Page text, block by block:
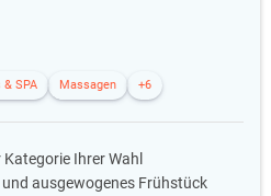
SPA Massagen +6
Ihrer Wahl
ausgewogenes Frühstück